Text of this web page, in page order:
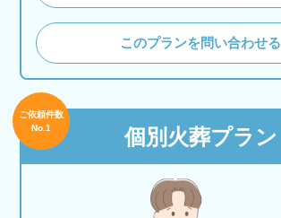
このプランを問い合わせる
個別火葬プラン
ご依頼件数
No.1